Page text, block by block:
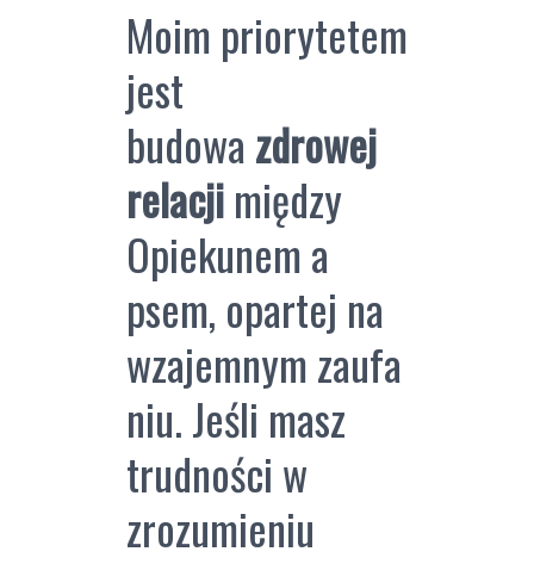
Moim priorytetem
jest
budowa zdrowej
relacjimiędzy
Opiekunem a
psem, opartej na
wzajemnym zaufa
niu. Jeśli masz
trudności w
zrozumieniu